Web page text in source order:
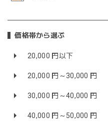
価格帯から選ぶ
20,000 円以下
20,000 円～30,000 円
30,000 円～40,000 円
40,000 円～50,000 円